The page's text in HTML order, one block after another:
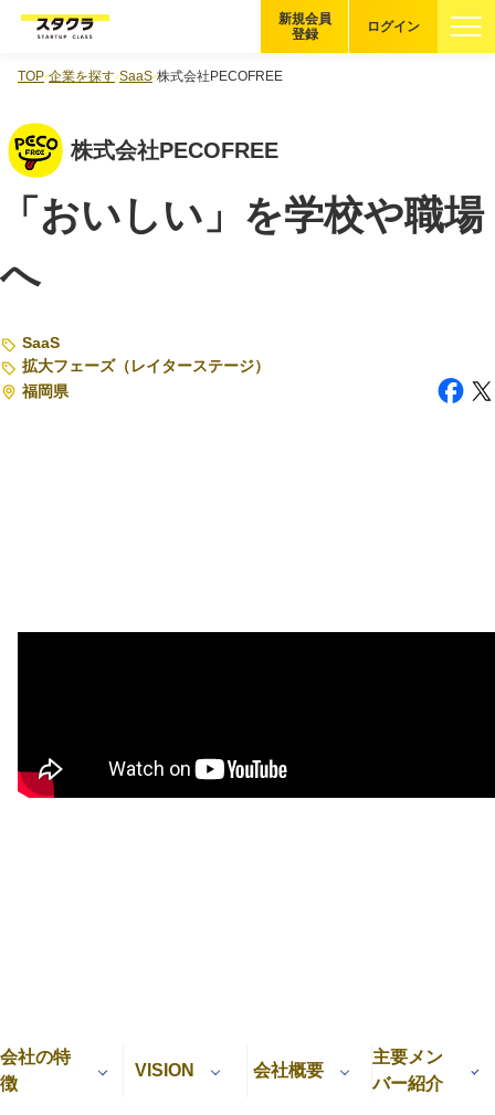
企業を探す
適性診断 無料・5分
スタクラが選ばれる理由
紹介する企業について
特集記事
大学発スタートアップ
パートナーの方へ
ログイン
新規会員
登録
TOP 企業を探す SaaS 株式会社PECOFREE
株式会社PECOFREE
「おいしい」を学校や職場
へ
SaaS
拡大フェーズ（レイターステージ）
福岡県
会社の特
徴
VISION 会社概要
主要メン
バー紹介